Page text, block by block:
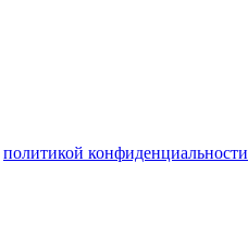
политикой конфиденциальности